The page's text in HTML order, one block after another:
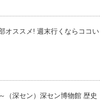
オススメ! 週末行くならココい
（深セン）深セン博物館 歴史